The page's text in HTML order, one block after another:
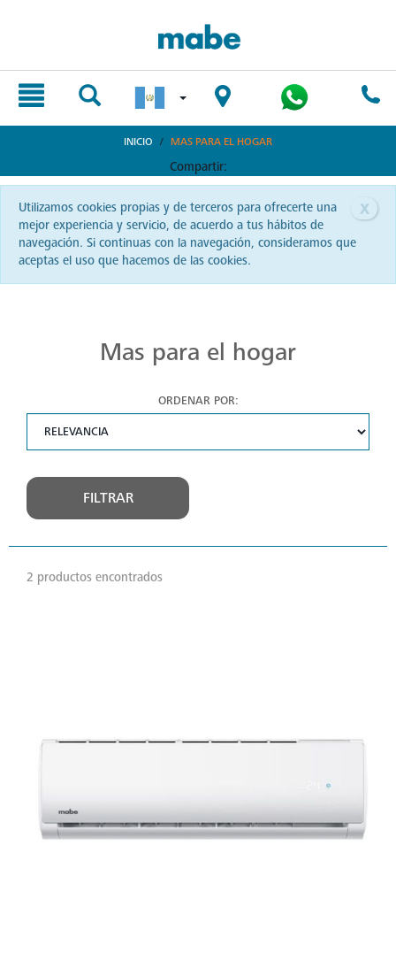
INICIO MAS PARA EL HOGAR
Compartir:
x
Utilizamos cookies propias y de terceros para ofrecerte una
mejor experiencia y servicio, de acuerdo a tus hábitos de
navegación. Si continuas con la navegación, consideramos que
aceptas el uso que hacemos de las cookies.
Mas para el hogar
ORDENAR POR:
FILTRAR
2 productos encontrados